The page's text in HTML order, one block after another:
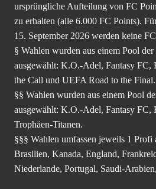
ursprüngliche Aufteilung von FC
zu erhalten (alle 6.000 FC Points).
15. September 2026 werden keine
§ Wahlen wurden aus einem Pool
ausgewählt: K.O.-Adel, Fantasy
the Call und UEFA Road to the Final.
§§ Wahlen wurden aus einem Pool
ausgewählt: K.O.-Adel, Fantasy FC,
Trophäen-Titanen.
§§§ Wahlen umfassen jeweils 1 Profi
Brasilien, Kanada, England,
Niederlande, Portugal, Saudi-